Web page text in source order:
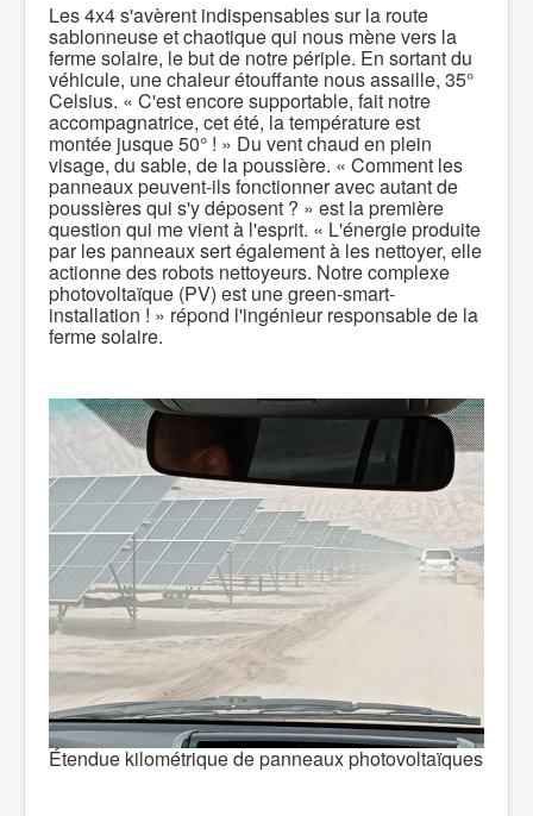
Les 4x4 s'avèrent indispensables sur la route
sablonneuse et chaotique qui nous mène vers la
ferme solaire, le but de notre périple. En sortant du
véhicule, une chaleur étouffante nous assaille, 35°
Celsius. « C'est encore supportable, fait notre
accompagnatrice, cet été, la température est
montée jusque 50° ! » Du vent chaud en plein
visage, du sable, de la poussière. « Comment les
panneaux peuvent-ils fonctionner avec autant de
poussières qui s'y déposent ? » est la première
question qui me vient à l'esprit. « L'énergie produite
par les panneaux sert également à les nettoyer, elle
actionne des robots nettoyeurs. Notre complexe
photovoltaïque (PV) est une green-smart-
installation ! » répond l'ingénieur responsable de la
ferme solaire.
Étendue kilométrique de panneaux photovoltaïques